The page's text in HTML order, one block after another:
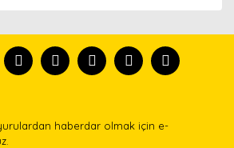
tanısın.
tarafımıza iletebilirsiniz.
için teşekkür ederiz.
eksik bilgiler bulunuyor.
hatalar bulunuyor.
haberdar olmak için e-